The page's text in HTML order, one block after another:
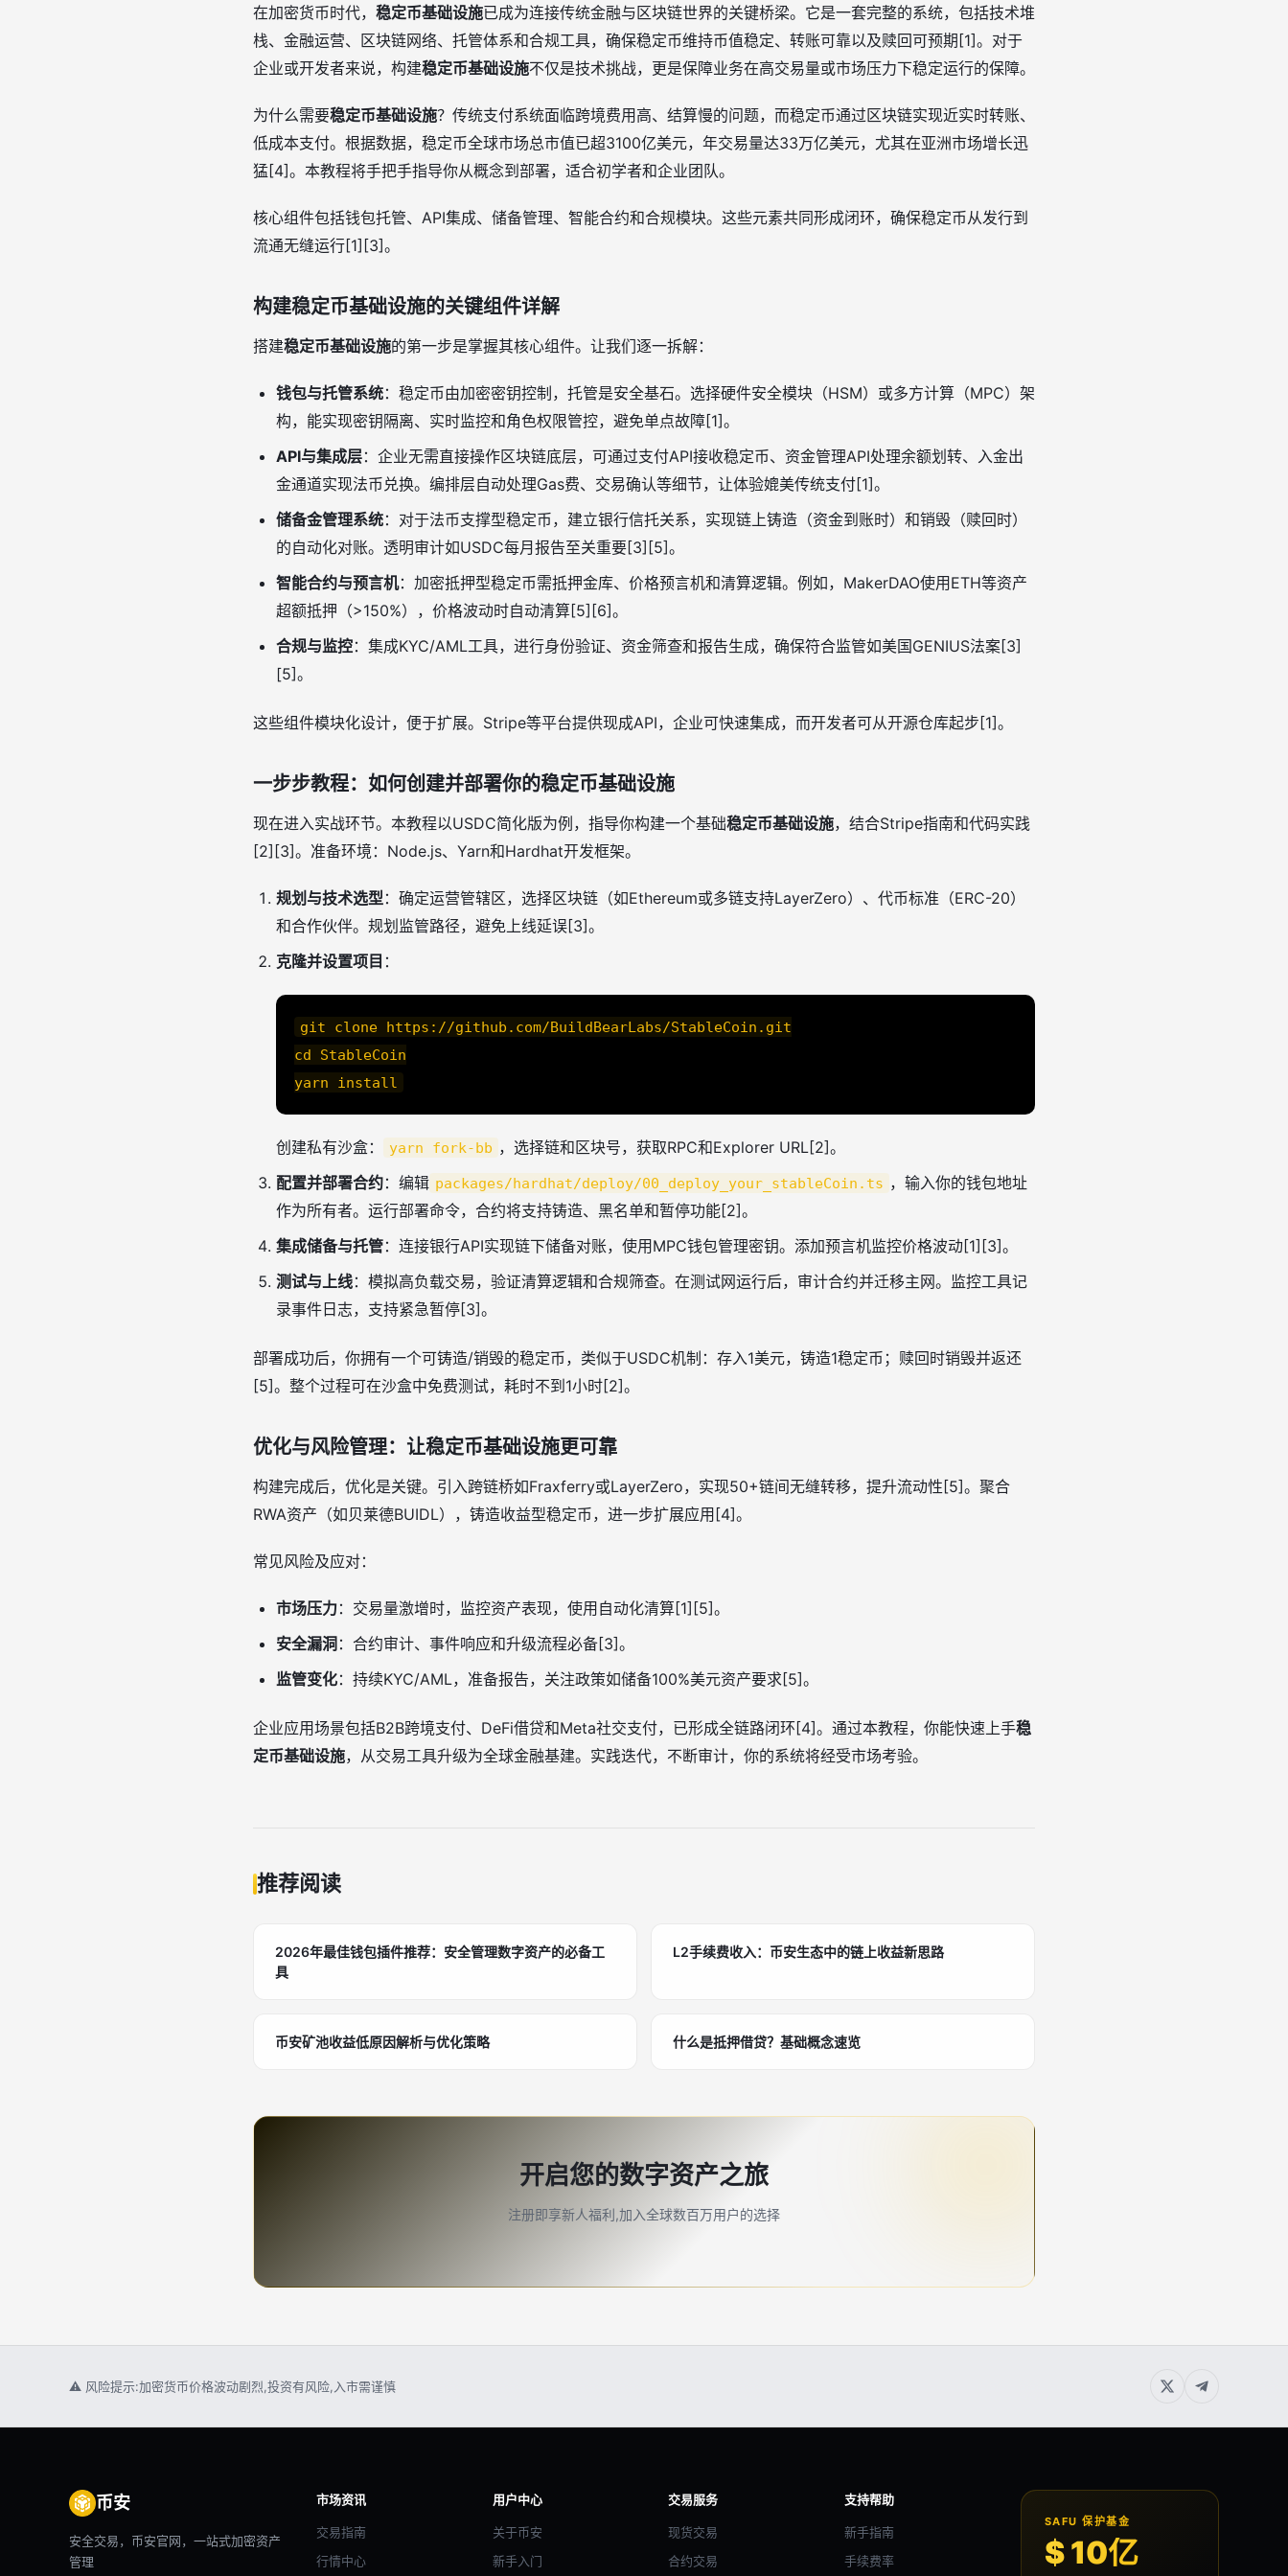
在加密货币时代， 稳定币基础设施已成为连接传统金融与区块链世界的关键桥梁。它是一套完整的系统，包括技术堆
栈、金融运营、区块链网络、托管体系和合规工具，确保稳定币维持币值稳定、转账可靠以及赎回可预期[1]。对于
企业或开发者来说，构建稳定币基础设施不仅是技术挑战，更是保障业务在高交易量或市场压力下稳定运行的保障。
为什么需要稳定币基础设施？传统支付系统面临跨境费用高、结算慢的问题，而稳定币通过区块链实现近实时转账、
低成本支付。根据数据，稳定币全球市场总市值已超3100亿美元，年交易量达33万亿美元，尤其在亚洲市场增长迅
猛[4]。本教程将手把手指导你从概念到部署，适合初学者和企业团队。
核心组件包括钱包托管、API集成、储备管理、智能合约和合规模块。这些元素共同形成闭环，确保稳定币从发行到
流通无缝运行[1][3]。
构建稳定币基础设施的关键组件详解
搭建稳定币基础设施的第一步是掌握其核心组件。让我们逐一拆解：
钱包与托管系统：稳定币由加密密钥控制，托管是安全基石。选择硬件安全模块（HSM）或多方计算（MPC）架
构，能实现密钥隔离、实时监控和角色权限管控，避免单点故障[1]。
API与集成层：企业无需直接操作区块链底层，可通过支付API接收稳定币、资金管理API处理余额划转、入金出
金通道实现法币兑换。编排层自动处理Gas费、交易确认等细节，让体验媲美传统支付[1]。
储备金管理系统：对于法币支撑型稳定币，建立银行信托关系，实现链上铸造（资金到账时）和销毁（赎回时）
的自动化对账。透明审计如USDC每月报告至关重要[3][5]。
智能合约与预言机：加密抵押型稳定币需抵押金库、价格预言机和清算逻辑。例如，MakerDAO使用ETH等资产
超额抵押（>150%），价格波动时自动清算[5][6]。
合规与监控：集成KYC/AML工具，进行身份验证、资金筛查和报告生成，确保符合监管如美国GENIUS法案[3]
[5]。
这些组件模块化设计，便于扩展。Stripe等平台提供现成API，企业可快速集成，而开发者可从开源仓库起步[1]。
一步步教程：如何创建并部署你的稳定币基础设施
现在进入实战环节。本教程以USDC简化版为例，指导你构建一个基础稳定币基础设施，结合Stripe指南和代码实践
[2][3]。准备环境：Node.js、Yarn和Hardhat开发框架。
规划与技术选型：确定运营管辖区，选择区块链（如Ethereum或多链支持LayerZero）、代币标准（ERC-20）
和合作伙伴。规划监管路径，避免上线延误[3]。
克隆并设置项目 ：
git clone https://github.com/BuildBearLabs/StableCoin.git
cd StableCoin
yarn install
创建私有沙盒： yarn fork-bb ，选择链和区块号，获取RPC和Explorer URL[2]。
配置并部署合约：编辑 packages/hardhat/deploy/00_deploy_your_stableCoin.ts ，输入你的钱包地址
作为所有者。运行部署命令，合约将支持铸造、黑名单和暂停功能[2]。
集成储备与托管：连接银行API实现链下储备对账，使用MPC钱包管理密钥。添加预言机监控价格波动[1][3]。
测试与上线：模拟高负载交易，验证清算逻辑和合规筛查。在测试网运行后，审计合约并迁移主网。监控工具记
录事件日志，支持紧急暂停[3]。
部署成功后，你拥有一个可铸造/销毁的稳定币，类似于USDC机制：存入1美元，铸造1稳定币；赎回时销毁并返还
[5]。整个过程可在沙盒中免费测试，耗时不到1小时[2]。
优化与风险管理：让稳定币基础设施更可靠
构建完成后，优化是关键。引入跨链桥如Fraxferry或LayerZero，实现50+链间无缝转移，提升流动性[5]。聚合
RWA资产（如贝莱德BUIDL），铸造收益型稳定币，进一步扩展应用[4]。
常见风险及应对：
市场压力：交易量激增时，监控资产表现，使用自动化清算[1][5]。
安全漏洞 ：合约审计、事件响应和升级流程必备[3]。
监管变化：持续KYC/AML，准备报告，关注政策如储备100%美元资产要求[5]。
企业应用场景包括B2B跨境支付、DeFi借贷和Meta社交支付，已形成全链路闭环[4]。通过本教程，你能快速上手稳
定币基础设施，从交易工具升级为全球金融基建。实践迭代，不断审计，你的系统将经受市场考验。
推荐阅读
2026年最佳钱包插件推荐：安全管理数字资产的必备工
具
L2手续费收入：币安生态中的链上收益新思路
币安矿池收益低原因解析与优化策略 什么是抵押借贷？基础概念速览
开启您的数字资产之旅
注册即享新人福利,加入全球数百万用户的选择
⚠ 风险提示:加密货币价格波动剧烈,投资有风险,入市需谨慎
币安
安全交易，币安官网，一站式加密资产
管理
市场资讯
交易指南
行情中心
用户中心
关于币安
新手入门
交易服务
现货交易
合约交易
支持帮助
新手指南
手续费率
SAFU 保护基金
$ 10亿